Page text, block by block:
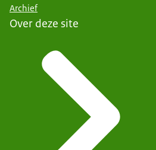
Archief
Over deze site